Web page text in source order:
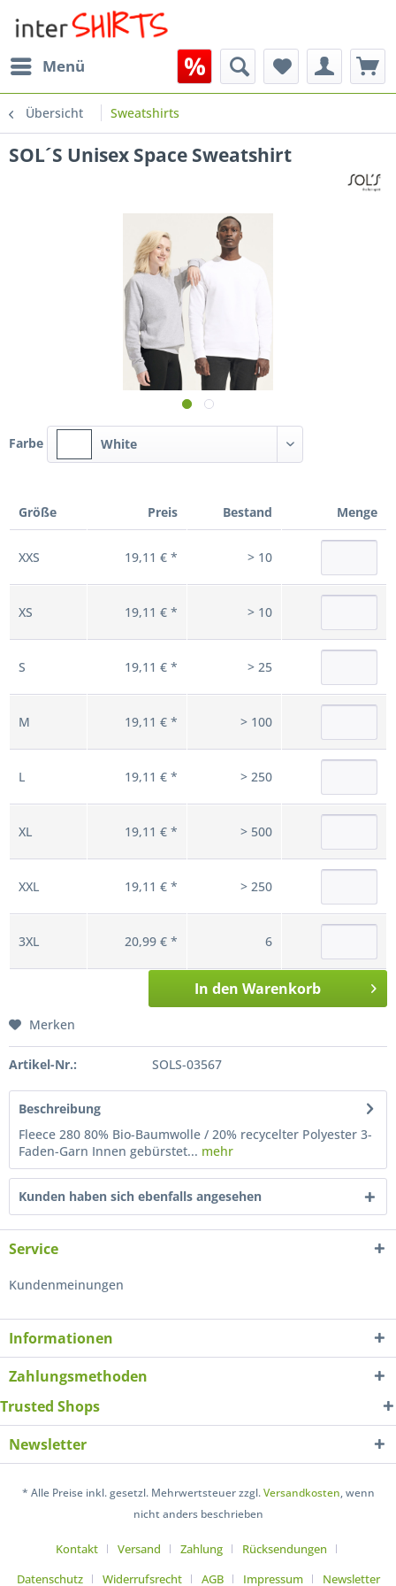
Menü
Übersicht Sweatshirts
SOL´S Unisex Space Sweatshirt
Farbe White
Größe Preis Bestand Menge
XXS 19,11 € * > 10
XS 19,11 € * > 10
S 19,11 € * > 25
M 19,11 € * > 100
L 19,11 € * > 250
XL 19,11 € * > 500
XXL 19,11 € * > 250
3XL 20,99 € * 6
In den Warenkorb
Merken
Artikel-Nr.: SOLS-03567
Beschreibung
Fleece 280 80% Bio-Baumwolle / 20% recycelter Polyester 3-
Faden-Garn Innen gebürstet... mehr
Kunden haben sich ebenfalls angesehen
Service
Kundenmeinungen
Informationen
Zahlungsmethoden
Trusted Shops
Newsletter
* Alle Preise inkl. gesetzl. Mehrwertsteuer zzgl.Versandkosten, wenn
nicht anders beschrieben
Kontakt Versand Zahlung
Rücksendungen
Datenschutz
Widerrufsrecht AGB Impressum Newsletter